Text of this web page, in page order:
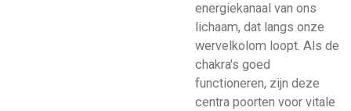
energiekanaal van ons
lichaam, dat langs onze
wervelkolom loopt. Als de
chakra's goed
functioneren, zijn deze
centra poorten voor vitale